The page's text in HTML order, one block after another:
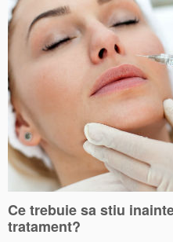
Ce trebuie sa stiu
tratament?